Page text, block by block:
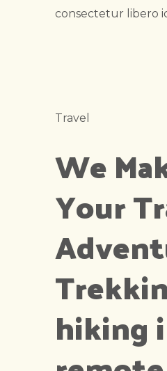
Travel
We
Your
hiking
consectetur libero